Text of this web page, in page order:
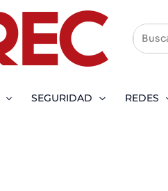
SEGURIDAD REDES